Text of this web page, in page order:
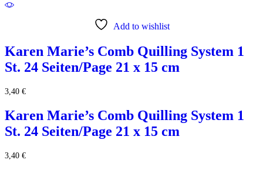
Add to wishlist
Karen Marie’s Comb Quilling System 1
St. 24 Seiten/Page 21 x 15 cm
3,40 €
Karen Marie’s Comb Quilling System 1
St. 24 Seiten/Page 21 x 15 cm
3,40 €